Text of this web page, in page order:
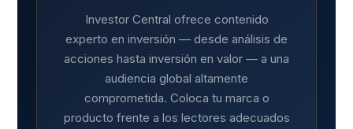
Investor Central ofrece contenido
experto en inversión — desde análisis de
acciones hasta inversión en valor — a una
audiencia global altamente
comprometida. Coloca tu marca o
producto frente a los lectores adecuados